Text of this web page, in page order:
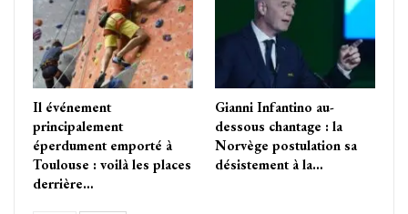
Il événement
principalement
éperdument emporté à
Toulouse : voilà les places
derrière…
Gianni Infantino au-
dessous chantage : la
Norvège postulation sa
désistement à la…